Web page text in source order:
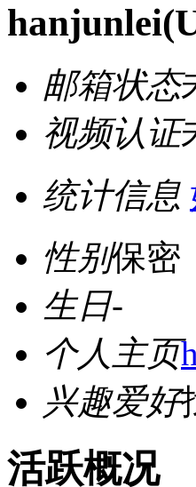
hanjunlei
邮箱状态
视频认证
统计信息
性别保密
生日-
个人主页
兴趣爱好
活跃概况